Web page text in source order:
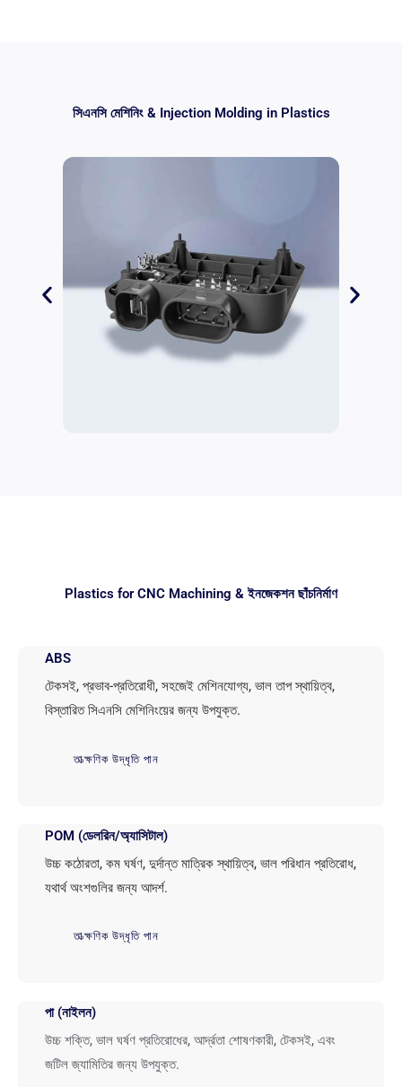
সিএনসি মেশিনিং & Injection Molding in Plastics
Plastics for CNC Machining & ইনজেকশন ছাঁচনির্মাণ
ABS
টেকসই, প্রভাব-প্রতিরোধী, সহজেই মেশিনযোগ্য, ভাল তাপ স্থায়িত্ব,
বিস্তারিত সিএনসি মেশিনিংয়ের জন্য উপযুক্ত.
তাত্ক্ষণিক উদ্ধৃতি পান
POM (ডেলরিন/অ্যাসিটাল)
উচ্চ কঠোরতা, কম ঘর্ষণ, দুর্দান্ত মাত্রিক স্থায়িত্ব, ভাল পরিধান প্রতিরোধ,
যথার্থ অংশগুলির জন্য আদর্শ.
তাত্ক্ষণিক উদ্ধৃতি পান
পা (নাইলন)
উচ্চ শক্তি, ভাল ঘর্ষণ প্রতিরোধের, আর্দ্রতা শোষণকারী, টেকসই, এবং
জটিল জ্যামিতির জন্য উপযুক্ত.